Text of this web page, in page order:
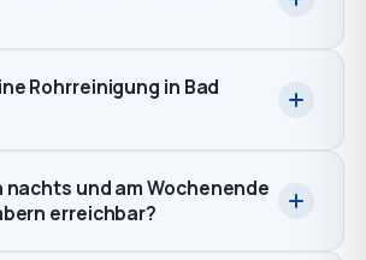
Rohrreinigung in Bad
nachts und am Wochenende
erreichbar?